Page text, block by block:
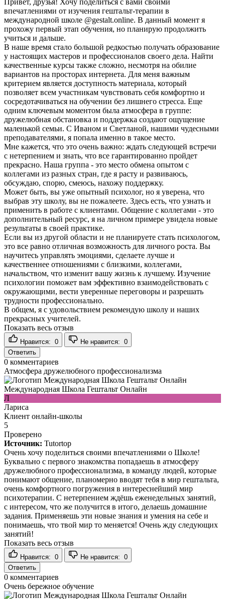
Привет, друзья! Хочу поделиться с вами своими
впечатлениями от изучения гештальт-терапии в
международной школе @gestalt.online. В данный момент я
прохожу первый этап обучения, но планирую продолжить
учиться и дальше.
В наше время стало большой редкостью получать образование
у настоящих мастеров и профессионалов своего дела. Найти
качественные курсы также сложно, несмотря на обилие
вариантов на просторах интернета. Для меня важным
критерием является доступность материала, который
позволяет всем участникам чувствовать себя комфортно и
сосредотачиваться на обучении без лишнего стресса. Еще
одним ключевым моментом была атмосфера в группе:
дружелюбная обстановка и поддержка создают ощущение
маленькой семьи. С Иваном и Светланой, нашими чудесными
преподавателями, я попала именно в такое место.
Мне кажется, что это очень важно: ждать следующей встречи
с нетерпением и знать, что все гарантированно пройдет
прекрасно. Наша группа - это место обмена опытом с
коллегами из разных стран, где я расту и развиваюсь,
обсуждаю, спорю, смеюсь, нахожу поддержку.
Может быть, вы уже опытный психолог, но я уверена, что
выбрав эту школу, вы не пожалеете. Здесь есть, что узнать и
применить в работе с клиентами. Общение с коллегами - это
дополнительный ресурс, я на личном примере увидела новые
результаты в своей практике.
Если вы из другой области и не планируете стать психологом,
это все равно отличная возможность для личного роста. Вы
научитесь управлять эмоциями, сделаете лучше и
качественнее отношениями с близкими, коллегами,
начальством, что изменит вашу жизнь к лучшему. Изучение
психологии поможет вам эффективно взаимодействовать с
окружающими, вести уверенные переговоры и разрешать
трудности профессионально.
В общем, я с удовольствием рекомендую школу и наших
прекрасных учителей.
Показать весь отзыв
Нравится: 0 Не нравится: 0
Ответить
0 комментариев
Атмосфера дружелюбного профессионализма
Международная Школа Гештальт Онлайн
Л
Лариса
Клиент онлайн-школы
5
Проверено
Источник: Tutortop
Очень хочу поделиться своими впечатлениями о Школе!
Буквально с первого знакомства попадаешь в атмосферу
дружелюбного профессионализма, в команду людей, которые
понимают общение, планомерно вводят тебя в мир гештальта,
очень комфортного погружения в интереснейший мир
психотерапии. С нетерпением ждёшь еженедельных занятий,
с интересом, что же получится в итого, делаешь домашние
задания. Применяешь эти новые знания и умения на себе и
понимаешь, что твой мир то меняется! Очень жду следующих
занятий!
Показать весь отзыв
Нравится: 0 Не нравится: 0
Ответить
0 комментариев
Очень бережное обучение